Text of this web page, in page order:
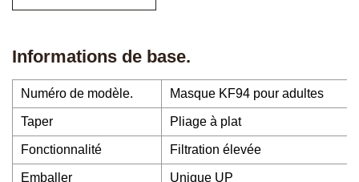
Informations de base.
Numéro de modèle. Masque KF94 pour adultes
Taper Pliage à plat
Fonctionnalité Filtration élevée
Emballer Unique UP